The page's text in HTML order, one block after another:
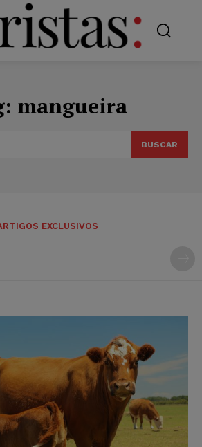
mangueira
BUSCAR
EXCLUSIVOS